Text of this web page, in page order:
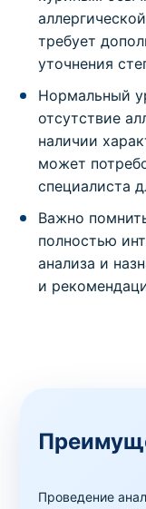
требует
уточнения
Нормальный
отсутствие
наличии
может
специалиста
Важно
полностью
анализа и
и
Проведение